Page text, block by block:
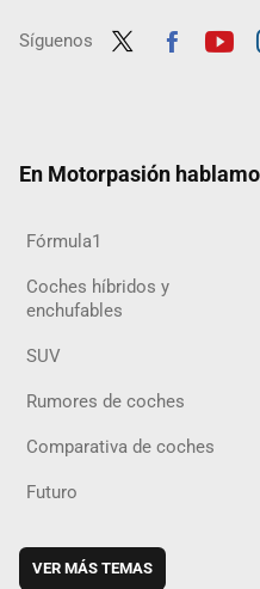
Síguenos
En Motorpasión
Fórmula1
Coches híbridos y
enchufables
SUV
Rumores de coches
Comparativa de coches
Futuro
VER MÁS TEMAS